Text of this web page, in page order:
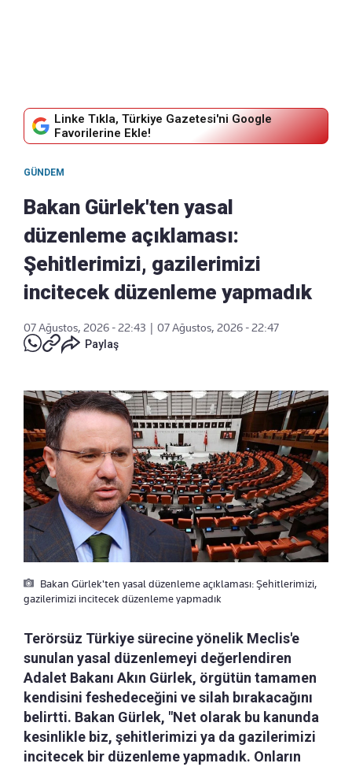
Linke Tıkla, Türkiye Gazetesi'ni Google
Favorilerine Ekle!
GÜNDEM
Bakan Gürlek'ten yasal
düzenleme açıklaması:
Şehitlerimizi, gazilerimizi
incitecek düzenleme yapmadık
07 Ağustos, 2026 - 22:43
07 Ağustos, 2026 - 22:47
Paylaş
Bakan Gürlek'ten yasal düzenleme açıklaması: Şehitlerimizi,
gazilerimizi incitecek düzenleme yapmadık
Terörsüz Türkiye sürecine yönelik Meclis'e
sunulan yasal düzenlemeyi değerlendiren
Adalet Bakanı Akın Gürlek, örgütün tamamen
kendisini feshedeceğini ve silah bırakacağını
belirtti. Bakan Gürlek, "Net olarak bu kanunda
kesinlikle biz, şehitlerimizi ya da gazilerimizi
incitecek bir düzenleme yapmadık. Onların